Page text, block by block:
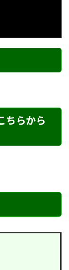
ちらから